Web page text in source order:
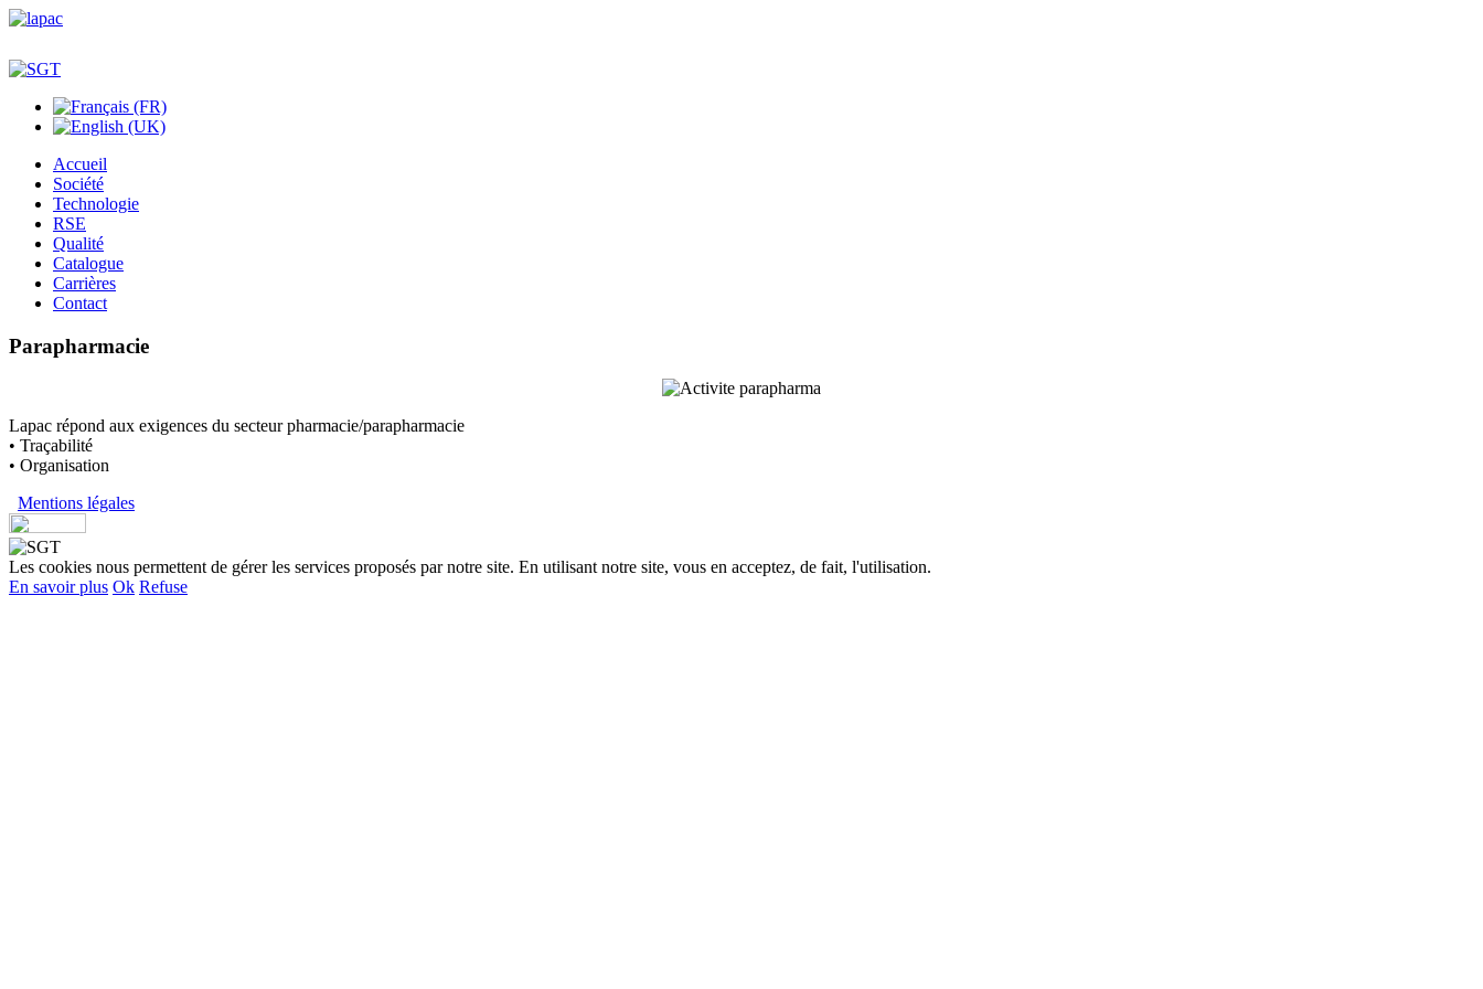
Accueil
Société
Technologie
RSE
Qualité
Catalogue
Carrières
Contact
Parapharmacie
Lapac répond aux exigences du secteur pharmacie/parapharmacie
• Traçabilité
• Organisation
Mentions légales
Les cookies nous permettent de gérer les services proposés par notre site. En utilisant notre site, vous en acceptez, de fait, l'utilisation.
En savoir plus Ok Refuse